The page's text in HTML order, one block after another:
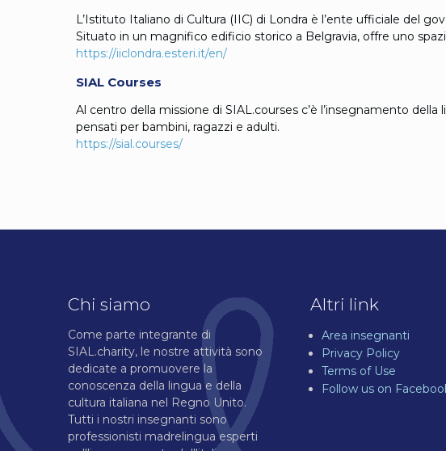
L’Istituto Italiano di Cultura (IIC) di Londra è l’ente ufficiale del
Situato in un magnifico edificio storico a Belgravia, offre uno
https://iiclondra.esteri.it/en/
SIAL Courses
Al centro della missione di SIAL.courses c’è l’insegnamento
pensati per bambini, ragazzi e adulti.
https://sial.courses/
Chi siamo
Come parte integrante di
SIAL.charity, le nostre attività sono
dedicate a promuovere la
conoscenza della lingua e della
cultura italiana nel Regno Unito.
Tutti i nostri insegnanti sono
professionisti madrelingua esperti
Altri link
Area insegnanti
Privacy Policy
Terms of Use
Follow us on